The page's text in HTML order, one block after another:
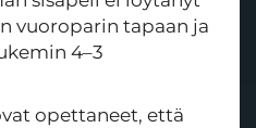
vuoroparin tapaan ja
4–3
opettaneet, että